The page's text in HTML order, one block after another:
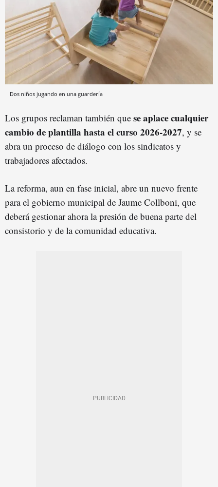
Dos niños jugando en una guardería
Los grupos reclaman también que se aplace cualquier
cambio de plantilla hasta el curso 2026-2027, y se
abra un proceso de diálogo con los sindicatos y
trabajadores afectados.
La reforma, aun en fase inicial, abre un nuevo frente
para el gobierno municipal de Jaume Collboni, que
deberá gestionar ahora la presión de buena parte del
consistorio y de la comunidad educativa.